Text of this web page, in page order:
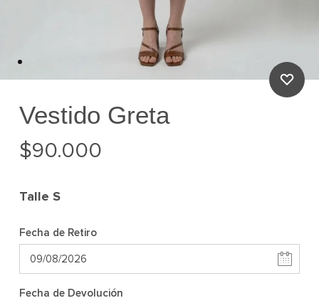
Vestido Greta
$90.000
Talle S
Fecha de Retiro
Fecha de Devolución